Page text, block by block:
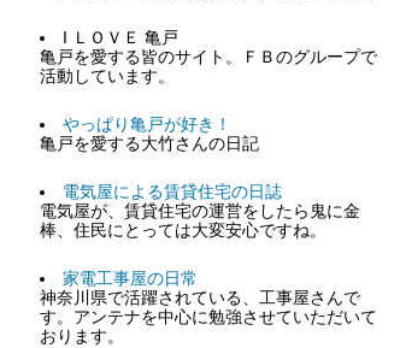
I ＬＯＶＥ 亀戸
亀戸を愛する皆のサイト。ＦＢのグループで
活動しています。
やっぱり亀戸が好き！
亀戸を愛する大竹さんの日記
電気屋による賃貸住宅の日誌
電気屋が、賃貸住宅の運営をしたら鬼に金
棒、住民にとっては大変安心ですね。
家電工事屋の日常
神奈川県で活躍されている、工事屋さんで
す。アンテナを中心に勉強させていただいて
おります。